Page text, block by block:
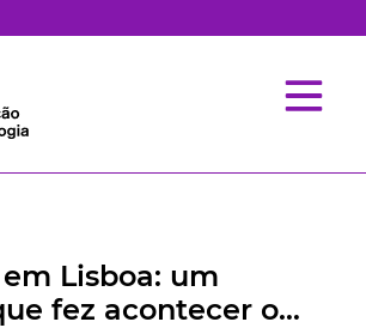
Lisboa: um
fez acontecer o